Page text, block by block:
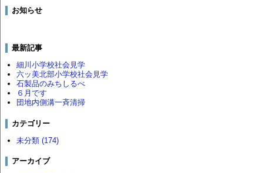
お知らせ
最新記事
細川小学校社会見学
六ッ美北部小学校社会見学
石製品のみちしるべ
６月です
団地内側溝一斉清掃
カテゴリー
未分類 (174)
アーカイブ